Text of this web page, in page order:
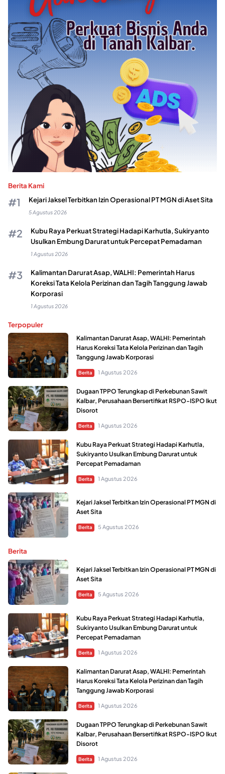
Berita Kami
Kejari Jaksel Terbitkan Izin Operasional PT MGN di Aset Sita
5 Agustus 2026
Kubu Raya Perkuat Strategi Hadapi Karhutla, Sukiryanto
Usulkan Embung Darurat untuk Percepat Pemadaman
1 Agustus 2026
Kalimantan Darurat Asap, WALHI: Pemerintah Harus
Koreksi Tata Kelola Perizinan dan Tagih Tanggung Jawab
Korporasi
1 Agustus 2026
Terpopuler
Kalimantan Darurat Asap, WALHI: Pemerintah
Harus Koreksi Tata Kelola Perizinan dan Tagih
Tanggung Jawab Korporasi
Berita 1 Agustus 2026
Dugaan TPPO Terungkap di Perkebunan Sawit
Kalbar, Perusahaan Bersertifikat RSPO-ISPO Ikut
Disorot
Berita 1 Agustus 2026
Kubu Raya Perkuat Strategi Hadapi Karhutla,
Sukiryanto Usulkan Embung Darurat untuk
Percepat Pemadaman
Berita 1 Agustus 2026
Kejari Jaksel Terbitkan Izin Operasional PT MGN di
Aset Sita
Berita 5 Agustus 2026
Berita
Kejari Jaksel Terbitkan Izin Operasional PT MGN di
Aset Sita
Berita 5 Agustus 2026
Kubu Raya Perkuat Strategi Hadapi Karhutla,
Sukiryanto Usulkan Embung Darurat untuk
Percepat Pemadaman
Berita 1 Agustus 2026
Kalimantan Darurat Asap, WALHI: Pemerintah
Harus Koreksi Tata Kelola Perizinan dan Tagih
Tanggung Jawab Korporasi
Berita 1 Agustus 2026
Dugaan TPPO Terungkap di Perkebunan Sawit
Kalbar, Perusahaan Bersertifikat RSPO-ISPO Ikut
Disorot
Berita 1 Agustus 2026